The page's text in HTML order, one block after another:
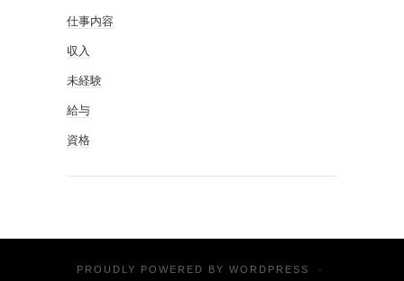
仕事内容
収入
未経験
給与
資格
PROUDLY POWERED BY WORDPRESS ·